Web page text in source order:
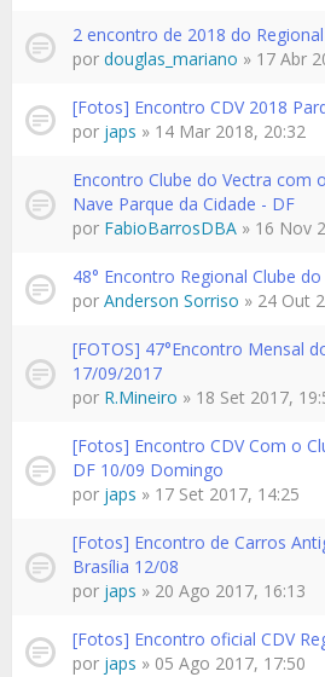
2 encontro de 2018 do Regional
por douglas_mariano » 17 Abr
[Fotos] Encontro CDV 2018
por japs » 14 Mar 2018, 20:32
Encontro Clube do Vectra com
Nave Parque da Cidade - DF
por FabioBarrosDBA » 16 Nov
48° Encontro Regional Clube
por Anderson Sorriso » 24 Out
[FOTOS] 47°Encontro Mensal
17/09/2017
por R.Mineiro » 18 Set 2017,
[Fotos] Encontro CDV Com o
DF 10/09 Domingo
por japs » 17 Set 2017, 14:25
[Fotos] Encontro de Carros
Brasília 12/08
por japs » 20 Ago 2017, 16:13
[Fotos] Encontro oficial CDV
por japs » 05 Ago 2017, 17:50